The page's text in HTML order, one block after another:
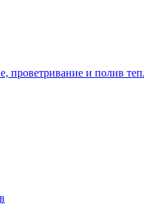
проветривание и полив